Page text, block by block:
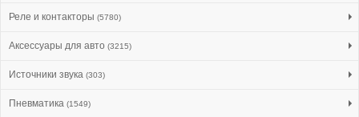
Реле и контакторы (5780)
Аксессуары для авто (3215)
Источники звука (303)
Пневматика (1549)